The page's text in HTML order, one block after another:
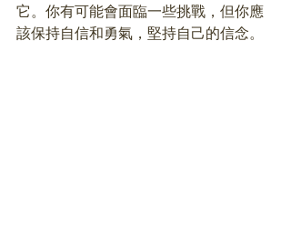
它。你有可能會面臨一些挑戰，但你應
該保持自信和勇氣，堅持自己的信念。